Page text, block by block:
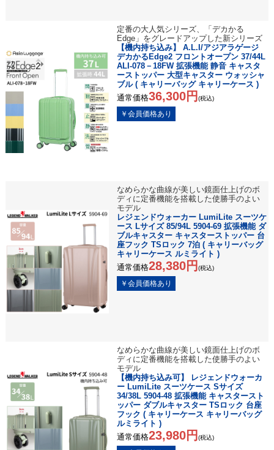
定番の大人気シリーズ、「デカかる
Edge」をグレードアップした新シリーズ
【機内持ち込み】 A.L.I/アジアラゲージ
デカかるEdge2 フロントオープン 37/44L
ALI-078－18FW 拡張機能 静音 キャスタ
ーストッパー 大型キャスター ウォッシャ
ブル ( キャリーバッグ キャリーケース )
通常価格36,300円 (税込)
なめらかな曲線が美しい鏡面仕上げのボ
ディに定番機能を搭載した使勝手のよい
モデル
レジェンドウォーカー LumiLite スーツケ
ース Lサイズ 85/94L 5904-69 拡張機能 ダ
ブルキャスター キャスターストッパー 台
座フック TSロック 7泊 ( キャリーバッグ
キャリーケース ルミライト )
通常価格28,380円 (税込)
なめらかな曲線が美しい鏡面仕上げのボ
ディに定番機能を搭載した使勝手のよい
モデル
【機内持ち込み可】 レジェンドウォーカ
ー LumiLite スーツケース Sサイズ
34/38L 5904-48 拡張機能 キャスタースト
ッパー ダブルキャスター TSロック 台座
フック ( キャリーケース キャリーバッグ
ルミライト )
通常価格23,980円 (税込)